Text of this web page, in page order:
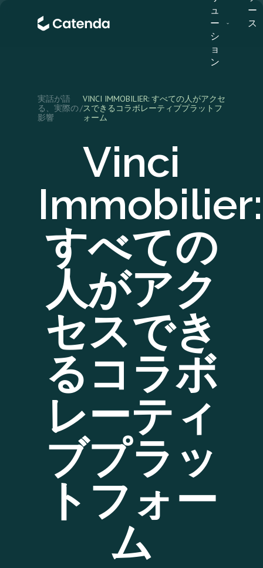
ュ
ー
シ
ョ
ン
ー
ス
実話が語
る、実際の
影響
/
VINCI IMMOBILIER: すべての人がアクセ
スできるコラボレーティブプラットフ
ォーム
Vinci
Immobilier:
すべての
人がアク
セスでき
るコラボ
レーティ
ブプラッ
トフォー
ム